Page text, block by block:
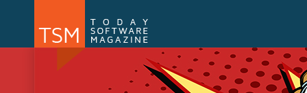
Numărul 169 Numărul